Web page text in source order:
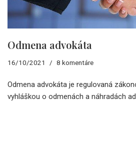
Odmena advokáta
16/10/2021 8 komentáre
Odmena advokáta je regulovaná
vyhláškou o odmenách a náhradách